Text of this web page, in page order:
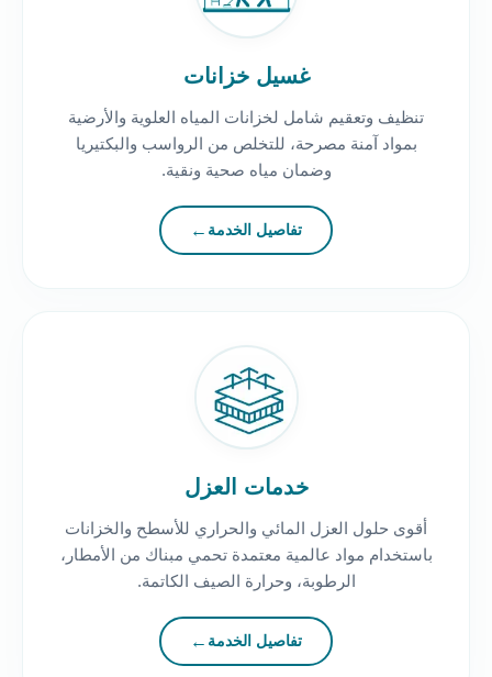
غسيل خزانات
تنظيف وتعقيم شامل لخزانات المياه العلوية والأرضية
بمواد آمنة مصرحة، للتخلص من الرواسب والبكتيريا
وضمان مياه صحية ونقية.
تفاصيل الخدمة
خدمات العزل
أقوى حلول العزل المائي والحراري للأسطح والخزانات
باستخدام مواد عالمية معتمدة تحمي مبناك من الأمطار،
الرطوبة، وحرارة الصيف الكاتمة.
تفاصيل الخدمة